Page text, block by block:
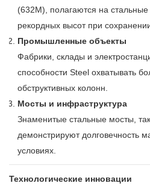
(632M), полагаются на
рекордных высот при
Промышленные объекты
Фабрики, склады и
способности Steel охватывать
обструктивных колонн.
Мосты и инфраструктура
Знаменитые стальные мосты,
демонстрируют долговечность
условиях.
Технологические инновации